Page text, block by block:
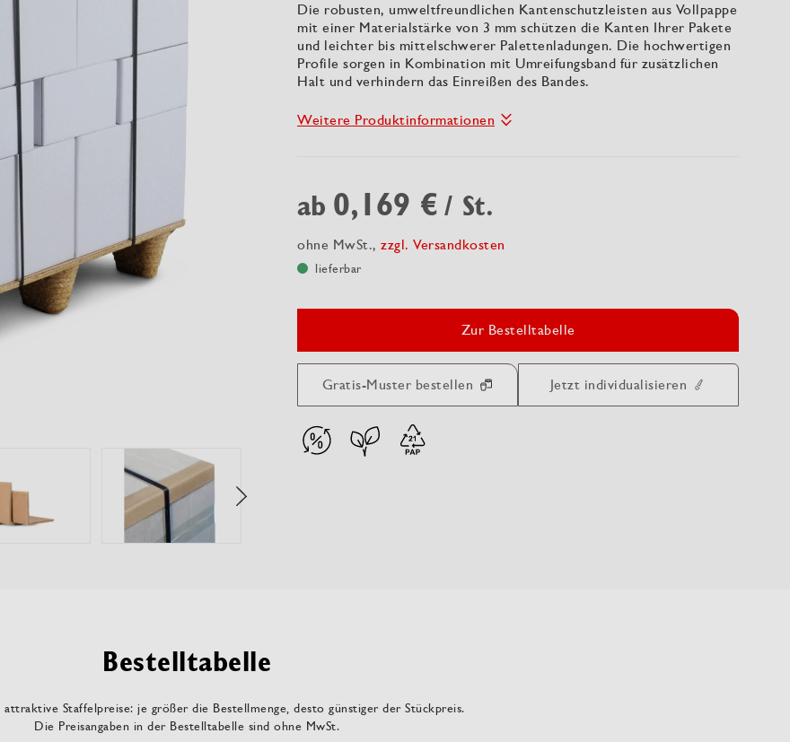
Die robusten, umweltfreundlichen Kantenschutzleisten aus Vollpappe
mit einer Materialstärke von 3 mm schützen die Kanten Ihrer Pakete
und leichter bis mittelschwerer Palettenladungen. Die hochwertigen
Profile sorgen in Kombination mit Umreifungsband für zusätzlichen
Halt und verhindern das Einreißen des Bandes.
Weitere Produktinformationen
ab 0,169 € / St.
ohne MwSt., zzgl. Versandkosten
lieferbar
Zur Bestelltabelle
Gratis-Muster bestellen Jetzt individualisieren
Bestelltabelle
attraktive Staffelpreise: je größer die Bestellmenge, desto günstiger der Stückpreis.
Die Preisangaben in der Bestelltabelle sind ohne MwSt.